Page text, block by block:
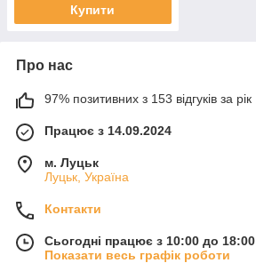
Купити
Про нас
97% позитивних з 153 відгуків за рік
Працює з 14.09.2024
м. Луцьк
Луцьк, Україна
Контакти
Сьогодні працює з 10:00 до 18:00
Показати весь графік роботи